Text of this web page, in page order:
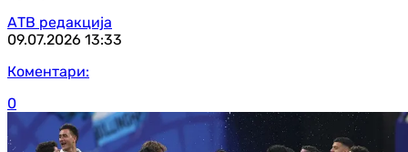
АТВ редакција
09.07.2026 13:33
Коментари:
0